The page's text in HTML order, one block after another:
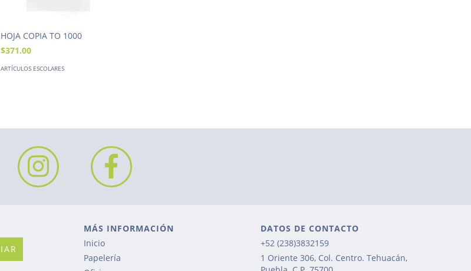
HOJA COPIA TO 1000
$371.00
ARTÍCULOS ESCOLARES
MÁS INFORMACIÓN
Inicio
Papelería
DATOS DE CONTACTO
+52 (238)3832159
1 Oriente 306, Col. Centro. Tehuacán,